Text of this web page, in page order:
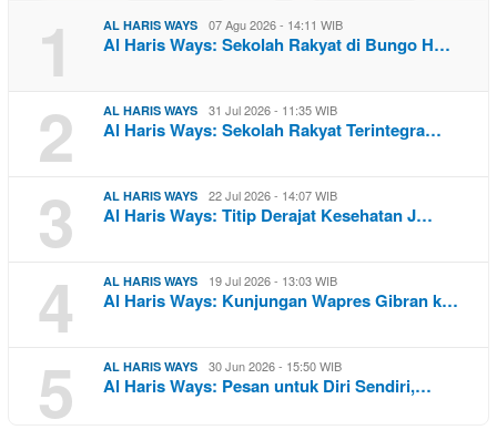
1 AL HARIS WAYS 07 Agu 2026 - 14:11 WIB
Al Haris Ways: Sekolah Rakyat di Bungo H…
2 AL HARIS WAYS 31 Jul 2026 - 11:35 WIB
Al Haris Ways: Sekolah Rakyat Terintegra…
3 AL HARIS WAYS 22 Jul 2026 - 14:07 WIB
Al Haris Ways: Titip Derajat Kesehatan J…
4 AL HARIS WAYS 19 Jul 2026 - 13:03 WIB
Al Haris Ways: Kunjungan Wapres Gibran k…
5 AL HARIS WAYS 30 Jun 2026 - 15:50 WIB
Al Haris Ways: Pesan untuk Diri Sendiri,…